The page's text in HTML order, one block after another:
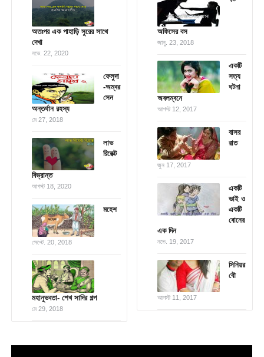
অতঃপর এক পাহাড়ি সুরের সাথে
দেখা
নভে. 22, 2020
ফেলুদা
-অম্বর
সেন
অন্তর্ধান রহস্য
মে 27, 2018
লাভ
রিয়েক্ট
বিভ্রান্ত
আগস্ট 18, 2020
মহেশ
সেপ্টে. 20, 2018
মহানুভবতা- শেখ সাদির গল্প
মে 29, 2018
অফিসের বস
জানু. 23, 2018
একটি
সত্য
ঘটনা
অবলম্বনে
আগস্ট 12, 2017
বাসর
রাত
জুন 17, 2017
একটি
ভাই ও
একটি
বোনের
এক দিন
নভে. 19, 2017
সিনিয়র
বৌ
আগস্ট 11, 2017